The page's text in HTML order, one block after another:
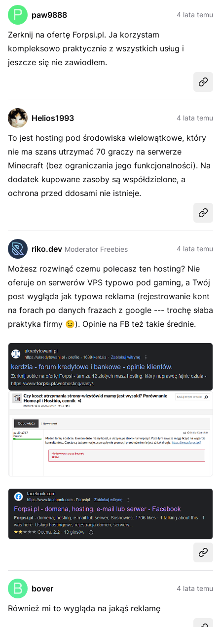
paw9888 4 lata temu
Zerknij na ofertę Forpsi.pl. Ja korzystam
kompleksowo praktycznie z wszystkich usług i
jeszcze się nie zawiodłem.
Helios1993 4 lata temu
To jest hosting pod środowiska wielowątkowe, który
nie ma szans utrzymać 70 graczy na serwerze
Minecraft (bez ograniczania jego funkcjonalności). Na
dodatek kupowane zasoby są współdzielone, a
ochrona przed ddosami nie istnieje.
riko.dev Moderator Freebies 4 lata temu
Możesz rozwinąć czemu polecasz ten hosting? Nie
oferuje on serwerów VPS typowo pod gaming, a Twój
post wygląda jak typowa reklama (rejestrowanie kont
na forach po danych frazach z google --- trochę słaba
praktyka firmy 😉). Opinie na FB też takie średnie.
bover 4 lata temu
Również mi to wygląda na jakąś reklamę